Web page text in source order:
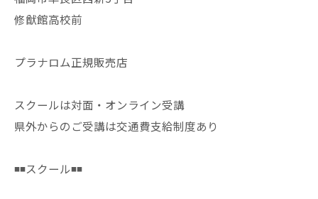
修猷館高校前
プラナロム正規販売店
スクールは対面・オンライン受講
県外からのご受講は交通費支給制度あり
◾️◾️スクール◾️◾️